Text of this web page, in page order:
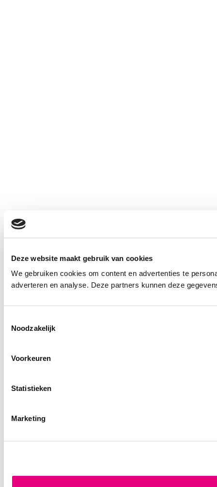
Deze website maakt gebruik van cookies
We gebruiken cookies om content en advertenties te
adverteren en analyse. Deze partners kunnen deze
Noodzakelijk
Voorkeuren
Statistieken
Marketing